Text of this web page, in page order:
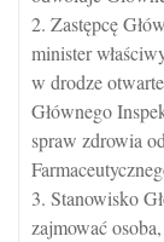
2. Zastępcę
minister
w drodze
Głównego
spraw zdrowia
3. Stanowisko
zajmować